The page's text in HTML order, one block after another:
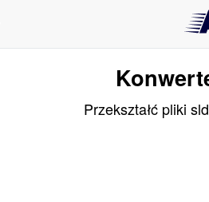
Przekształć pliki